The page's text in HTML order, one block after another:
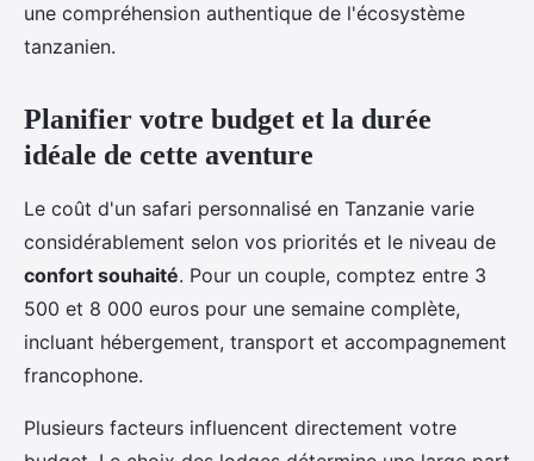
une compréhension authentique de l'écosystème
tanzanien.
Planifier votre budget et la durée
idéale de cette aventure
Le coût d'un safari personnalisé en Tanzanie varie
considérablement selon vos priorités et le niveau de
confort souhaité. Pour un couple, comptez entre 3
500 et 8 000 euros pour une semaine complète,
incluant hébergement, transport et accompagnement
francophone.
Plusieurs facteurs influencent directement votre